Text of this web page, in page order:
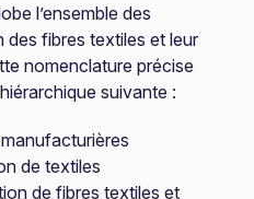
l’ensemble des
des fibres textiles et leur
nomenclature précise
suivante :
de textiles
de fibres textiles et